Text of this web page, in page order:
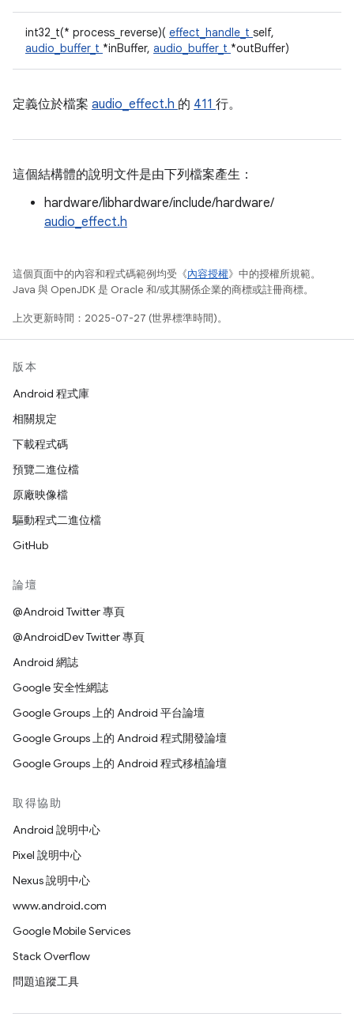
int32_t(* process_reverse)( effect_handle_t self,
audio_buffer_t *inBuffer, audio_buffer_t *outBuffer)
定義位於檔案 audio_effect.h 的 411 行。
這個結構體的說明文件是由下列檔案產生：
hardware/libhardware/include/hardware/
audio_effect.h
這個頁面中的內容和程式碼範例均受《內容授權》中的授權所規範。
Java 與 OpenJDK 是 Oracle 和/或其關係企業的商標或註冊商標。
上次更新時間：2025-07-27 (世界標準時間)。
版本
Android 程式庫
相關規定
下載程式碼
預覽二進位檔
原廠映像檔
驅動程式二進位檔
GitHub
論壇
@Android Twitter 專頁
@AndroidDev Twitter 專頁
Android 網誌
Google 安全性網誌
Google Groups 上的 Android 平台論壇
Google Groups 上的 Android 程式開發論壇
Google Groups 上的 Android 程式移植論壇
取得協助
Android 說明中心
Pixel 說明中心
Nexus 說明中心
www.android.com
Google Mobile Services
Stack Overflow
問題追蹤工具